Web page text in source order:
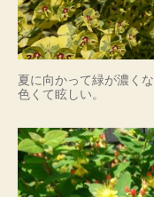
夏に向かって緑が濃く
色くて眩しい。